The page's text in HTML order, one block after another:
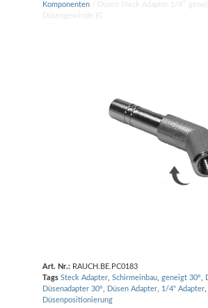
Komponenten/ Düsen Steck Adapter 1/4″
Düsengewinde IG
Art. Nr.: RAUCH.BE.PC0183
Tags Steck Adapter, Schirmeinbau, geneigt 30°,
Düsenadapter 30°, Düsen Adapter, 1/4" Adapter,
Düsenpositionierung